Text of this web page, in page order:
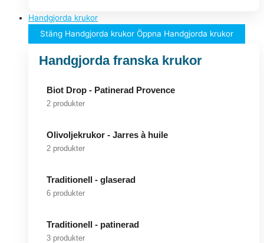
Handgjorda krukor
Stäng Handgjorda krukor Öppna Handgjorda krukor
Handgjorda franska krukor
Biot Drop - Patinerad Provence
2 produkter
Olivoljekrukor - Jarres à huile
2 produkter
Traditionell - glaserad
6 produkter
Traditionell - patinerad
3 produkter